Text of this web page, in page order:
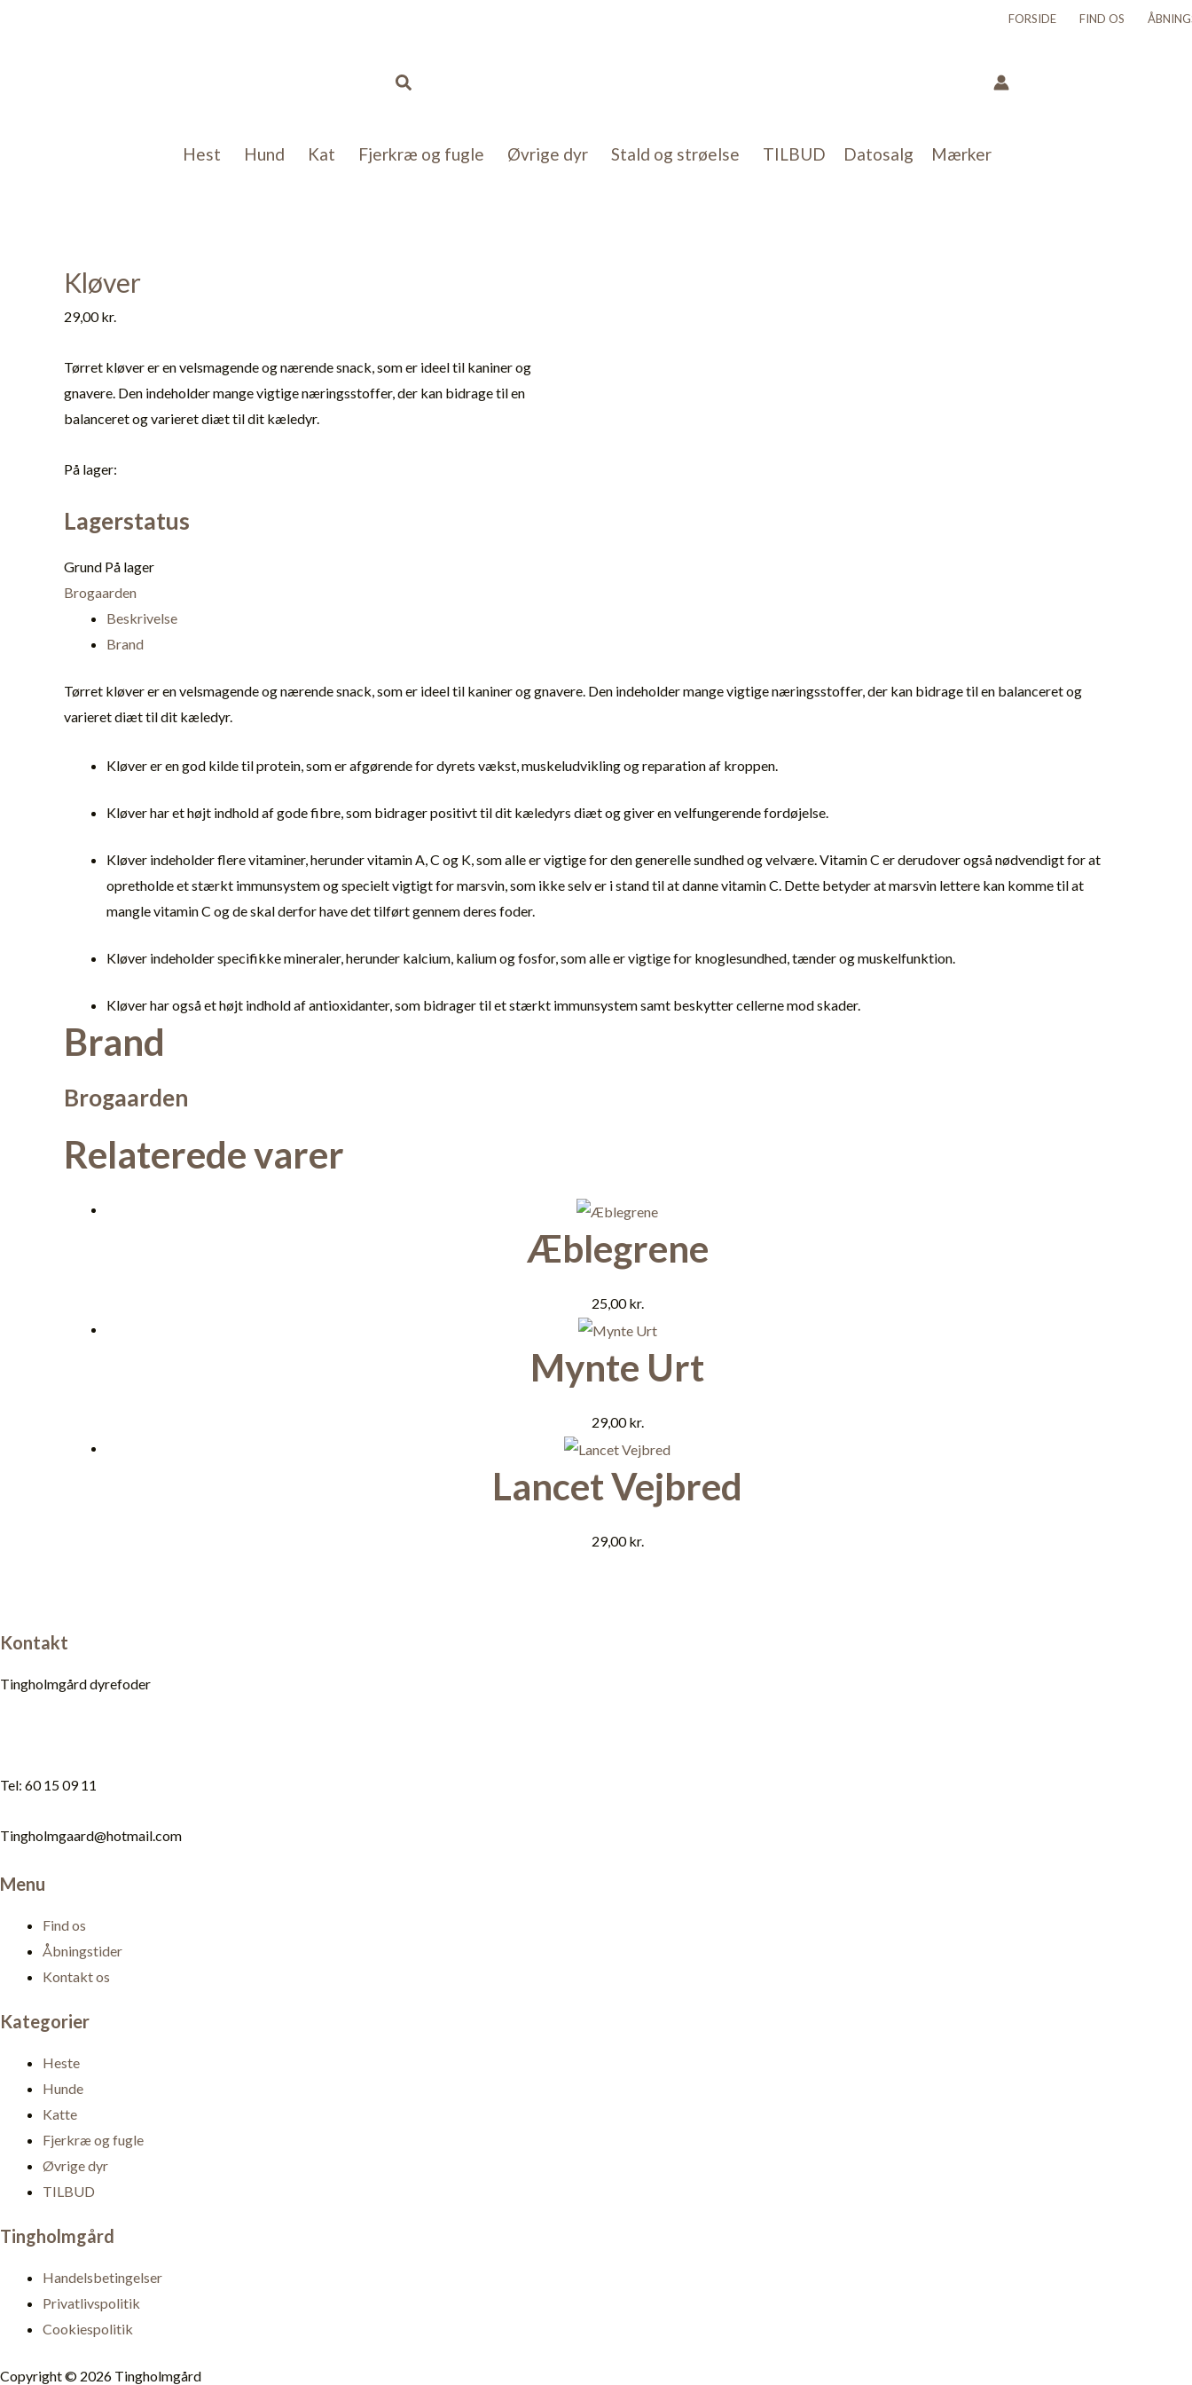
FORSIDE FIND OS
Søg
Hest Hund Kat Fjerkræ og fugle Øvrige dyr Stald og strøelse TILBUD Datosalg Mærker
Kløver
29,00kr.
Tørret kløver er en velsmagende og nærende snack, som er ideel til kaniner og
gnavere. Den indeholder mange vigtige næringsstoffer, der kan bidrage til en
balanceret og varieret diæt til dit kæledyr.
På lager:
Lagerstatus
Grund På lager
Brogaarden
Beskrivelse
Brand
Tørret kløver er en velsmagende og nærende snack, som er ideel til kaniner og gnavere. Den indeholder mange vigtige næringsstoffer, der kan bidrage til en balanceret og
varieret diæt til dit kæledyr.
Kløver er en god kilde til protein, som er afgørende for dyrets vækst, muskeludvikling og reparation af kroppen.
Kløver har et højt indhold af gode fibre, som bidrager positivt til dit kæledyrs diæt og giver en velfungerende fordøjelse.
Kløver indeholder flere vitaminer, herunder vitamin A, C og K, som alle er vigtige for den generelle sundhed og velvære. Vitamin C er derudover også nødvendigt for at
opretholde et stærkt immunsystem og specielt vigtigt for marsvin, som ikke selv er i stand til at danne vitamin C. Dette betyder at marsvin lettere kan komme til at
mangle vitamin C og de skal derfor have det tilført gennem deres foder.
Kløver indeholder specifikke mineraler, herunder kalcium, kalium og fosfor, som alle er vigtige for knoglesundhed, tænder og muskelfunktion.
Kløver har også et højt indhold af antioxidanter, som bidrager til et stærkt immunsystem samt beskytter cellerne mod skader.
Brand
Brogaarden
Relaterede varer
Æblegrene
25,00kr.
Mynte Urt
29,00kr.
Lancet Vejbred
29,00kr.
Kontakt
Tingholmgård dyrefoder
Tel: 60 15 09 11
Tingholmgaard@hotmail.com
Menu
Find os
Åbningstider
Kontakt os
Kategorier
Heste
Hunde
Katte
Fjerkræ og fugle
Øvrige dyr
TILBUD
Tingholmgård
Handelsbetingelser
Privatlivspolitik
Cookiespolitik
Copyright © 2026 Tingholmgård